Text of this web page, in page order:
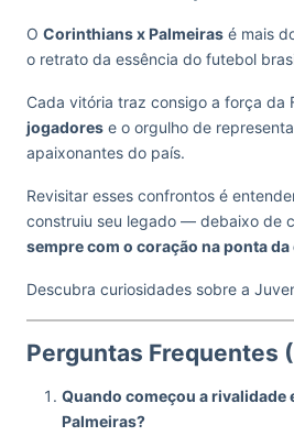
O Corinthians x Palmeiras é mais
o retrato da essência do futebol
Cada vitória traz consigo a força da
jogadores e o orgulho de
apaixonantes do país.
Revisitar esses confrontos é
construiu seu legado — debaixo de
sempre com o coração na ponta
Descubra curiosidades sobre a
Perguntas Frequentes
Quando começou a rivalidade
Palmeiras?